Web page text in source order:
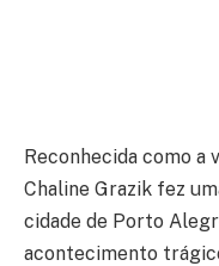
Reconhecida como a
Chaline Grazik fez
cidade de Porto
acontecimento